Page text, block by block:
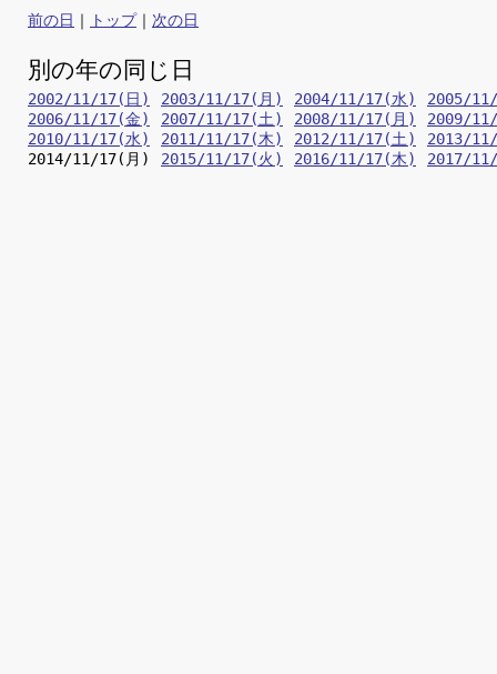
前の日 ｜ トップ｜ 次の日
別の年の同じ日
2002/11/17(日) 2003/11/17(月) 2004/11/17(水)
2005/
2006/11/17(金)
2007/11/17(土) 2008/11/17(月)
2009/
2010/11/17(水)
2011/11/17(木) 2012/11/17(土)
2013/
2014/11/17(月)
2015/11/17(火) 2016/11/17(木) 2017/